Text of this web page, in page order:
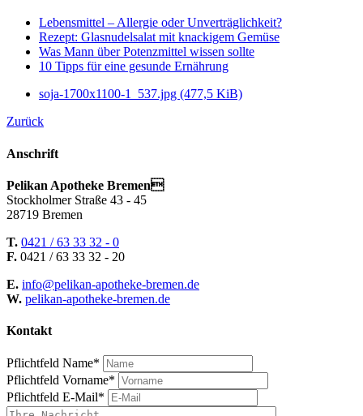
Lebensmittel – Allergie oder Unverträglichkeit?
Rezept: Glasnudelsalat mit knackigem Gemüse
Was Mann über Potenzmittel wissen sollte
10 Tipps für eine gesunde Ernährung
soja-1700x1100-1_537.jpg (477,5 KiB)
Zurück
Anschrift
Pelikan Apotheke Bremen
Stockholmer Straße 43 - 45
28719 Bremen
T. 0421 / 63 33 32 - 0
F. 0421 / 63 33 32 - 20
E. info@pelikan-apotheke-bremen.de
W. pelikan-apotheke-bremen.de
Kontakt
Pflichtfeld Name*
Pflichtfeld Vorname*
Pflichtfeld E-Mail*